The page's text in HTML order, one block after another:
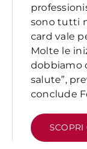
sono tutti
card vale
Molte le
dobbiamo
salute”,
conclude
SCOPRI